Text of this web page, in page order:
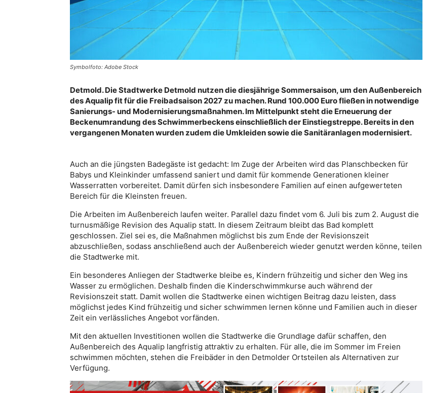
Symbolfoto: Adobe Stock
Detmold. Die Stadtwerke Detmold nutzen die diesjährige Sommersaison, um den Außenbereich
des Aqualip fit für die Freibadsaison 2027 zu machen. Rund 100.000 Euro fließen in notwendige
Sanierungs- und Modernisierungsmaßnahmen. Im Mittelpunkt steht die Erneuerung der
Beckenumrandung des Schwimmerbeckens einschließlich der Einstiegstreppe. Bereits in den
vergangenen Monaten wurden zudem die Umkleiden sowie die Sanitäranlagen modernisiert.
Auch an die jüngsten Badegäste ist gedacht: Im Zuge der Arbeiten wird das Planschbecken für
Babys und Kleinkinder umfassend saniert und damit für kommende Generationen kleiner
Wasserratten vorbereitet. Damit dürfen sich insbesondere Familien auf einen aufgewerteten
Bereich für die Kleinsten freuen.
Die Arbeiten im Außenbereich laufen weiter. Parallel dazu findet vom 6. Juli bis zum 2. August die
turnusmäßige Revision des Aqualip statt. In diesem Zeitraum bleibt das Bad komplett
geschlossen. Ziel sei es, die Maßnahmen möglichst bis zum Ende der Revisionszeit
abzuschließen, sodass anschließend auch der Außenbereich wieder genutzt werden könne, teilen
die Stadtwerke mit.
Ein besonderes Anliegen der Stadtwerke bleibe es, Kindern frühzeitig und sicher den Weg ins
Wasser zu ermöglichen. Deshalb finden die Kinderschwimmkurse auch während der
Revisionszeit statt. Damit wollen die Stadtwerke einen wichtigen Beitrag dazu leisten, dass
möglichst jedes Kind frühzeitig und sicher schwimmen lernen könne und Familien auch in dieser
Zeit ein verlässliches Angebot vorfänden.
Mit den aktuellen Investitionen wollen die Stadtwerke die Grundlage dafür schaffen, den
Außenbereich des Aqualip langfristig attraktiv zu erhalten. Für alle, die im Sommer im Freien
schwimmen möchten, stehen die Freibäder in den Detmolder Ortsteilen als Alternativen zur
Verfügung.